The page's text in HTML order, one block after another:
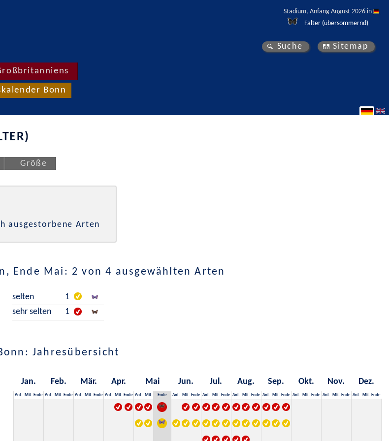
Stadium, Anfang August 2026 in
Falter (übersommernd)
Bonn
Suche Sitemap
Größe
ausgestorbene Arten
Ende Mai: 2 von 4 ausgewählten Arten
selten
1
sehr selten
1
Jahresübersicht
Jan. Feb. Mär. Apr. Mai Jun. Jul. Aug. Sep. Okt. Nov. Dez.
Anf. Mit. Ende Anf. Mit. Ende Anf. Mit. Ende Anf. Mit. Ende Anf. Mit. Ende Anf. Mit. Ende Anf. Mit. Ende Anf. Mit. Ende Anf. Mit. Ende Anf. Mit. Ende Anf. Mit. Ende Anf. Mit. Ende